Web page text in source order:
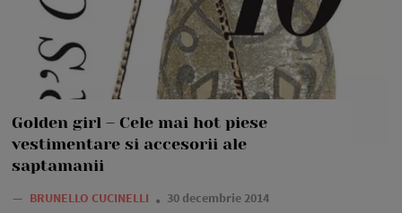
Golden girl – Cele mai hot piese
vestimentare si accesorii ale
saptamanii
— BRUNELLO CUCINELLI 30 decembrie 2014